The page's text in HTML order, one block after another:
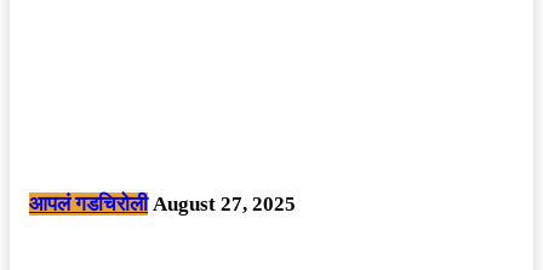
आपलं गडचिरोली August 27, 2025